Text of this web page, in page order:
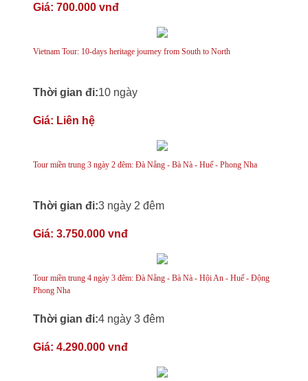
Giá: 700.000 vnđ
Vietnam Tour: 10-days heritage journey from South to North
Thời gian đi:10 ngày
Giá: Liên hệ
Tour miền trung 3 ngày 2 đêm: Đà Nẵng - Bà Nà - Huế - Phong Nha
Thời gian đi:3 ngày 2 đêm
Giá: 3.750.000 vnđ
Tour miền trung 4 ngày 3 đêm: Đà Nẵng - Bà Nà - Hội An - Huế - Động
Phong Nha
Thời gian đi:4 ngày 3 đêm
Giá: 4.290.000 vnđ